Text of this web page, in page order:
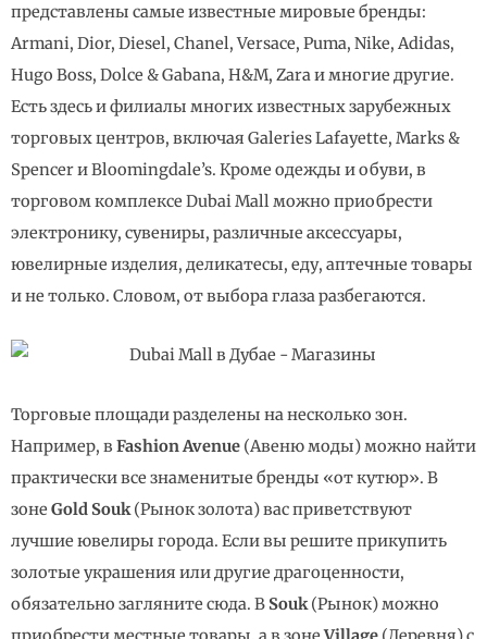
представлены самые известные мировые бренды:
Armani, Dior, Diesel, Chanel, Versace, Puma, Nike, Adidas,
Hugo Boss, Dolce & Gabana, H&M, Zara и многие другие.
Есть здесь и филиалы многих известных зарубежных
торговых центров, включая Galeries Lafayette, Marks &
Spencer и Bloomingdale’s. Кроме одежды и обуви, в
торговом комплексе Dubai Mall можно приобрести
электронику, сувениры, различные аксессуары,
ювелирные изделия, деликатесы, еду, аптечные товары
и не только. Словом, от выбора глаза разбегаются.
Торговые площади разделены на несколько зон.
Например, в Fashion Avenue (Авеню моды) можно найти
практически все знаменитые бренды «от кутюр». В
зоне Gold Souk(Рынок золота) вас приветствуют
лучшие ювелиры города. Если вы решите прикупить
золотые украшения или другие драгоценности,
обязательно загляните сюда. В Souk(Рынок) можно